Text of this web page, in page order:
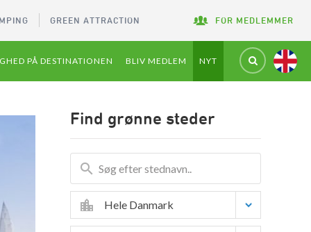
GREEN ATTRACTION FOR MEDLEMMER
PÅ DESTINATIONEN BLIV MEDLEM NYT
Find grønne steder
Hele Danmark